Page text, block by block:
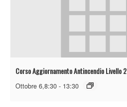
Corso Aggiornamento Antincendio Livello 2
Ottobre 6,8:30 - 13:30